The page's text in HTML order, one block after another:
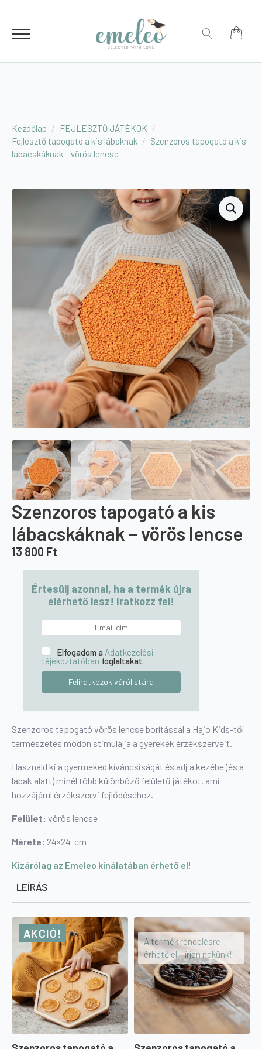
Kezdőlap
FEJLESZTŐ JÁTÉKOK
Fejlesztő tapogató a kis lábaknak
Szenzoros tapogató a kis
lábacskáknak – vörös lencse
Szenzoros tapogató a kis
lábacskáknak – vörös lencse
13 800 Ft
Értesülj azonnal, ha a termék újra
elérhető lesz! Iratkozz fel!
Elfogadom a Adatkezelési
tájékoztatóban foglaltakat.
Szenzoros tapogató vörös lencse borítással a Hajo Kids-től
természetes módon stimulálja a gyerekek érzékszerveit.
Használd ki a gyermeked kíváncsiságát és adj a kezébe (és a
lábak alatt) minél több különböző felületű játékot, ami
hozzájárul érzékszervi fejlődéséhez.
Felület: vörös lencse
Mérete: 24×24 cm
Kizárólag az Emeleo kínálatában érhető el!
LEÍRÁS
AKCIÓ!
A termék rendelésre
érhető el – írjon nekünk!